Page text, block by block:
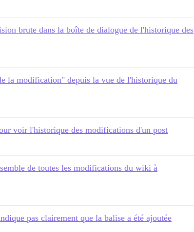
brute dans la boîte de dialogue de l'historique des
la modification" depuis la vue de l'historique du
voir l'historique des modifications d'un post
de toutes les modifications du wiki à
pas clairement que la balise a été ajoutée